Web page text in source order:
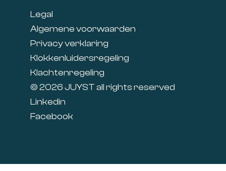
Legal
Algemene voorwaarden
Privacy verklaring
Klokkenluidersregeling
Klachtenregeling
© 2026 JUYST all rights reserved
Linkedin
Facebook